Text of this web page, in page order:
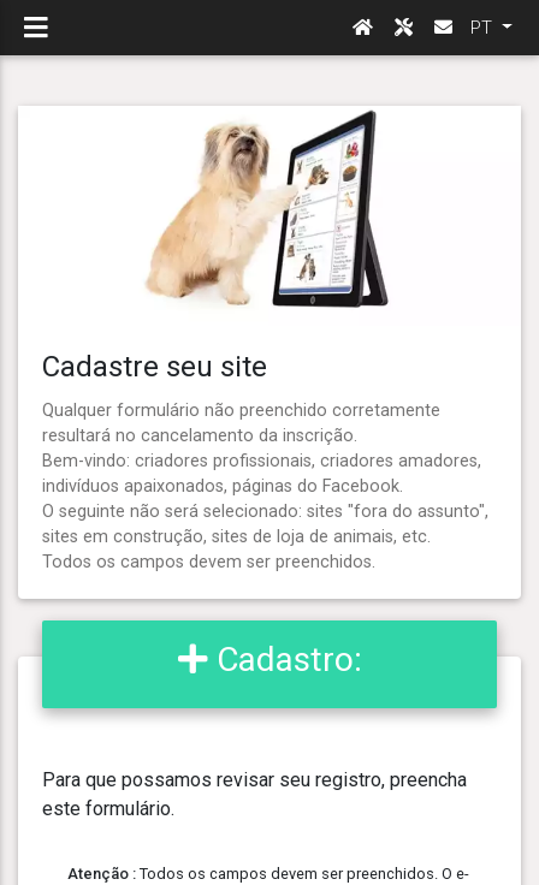
PT
Cadastre seu site
Qualquer formulário não preenchido corretamente
resultará no cancelamento da inscrição.
Bem-vindo: criadores profissionais, criadores amadores,
indivíduos apaixonados, páginas do Facebook.
O seguinte não será selecionado: sites "fora do assunto",
sites em construção, sites de loja de animais, etc.
Todos os campos devem ser preenchidos.
Cadastro:
Para que possamos revisar seu registro, preencha
este formulário.
Atenção : Todos os campos devem ser preenchidos. O e-